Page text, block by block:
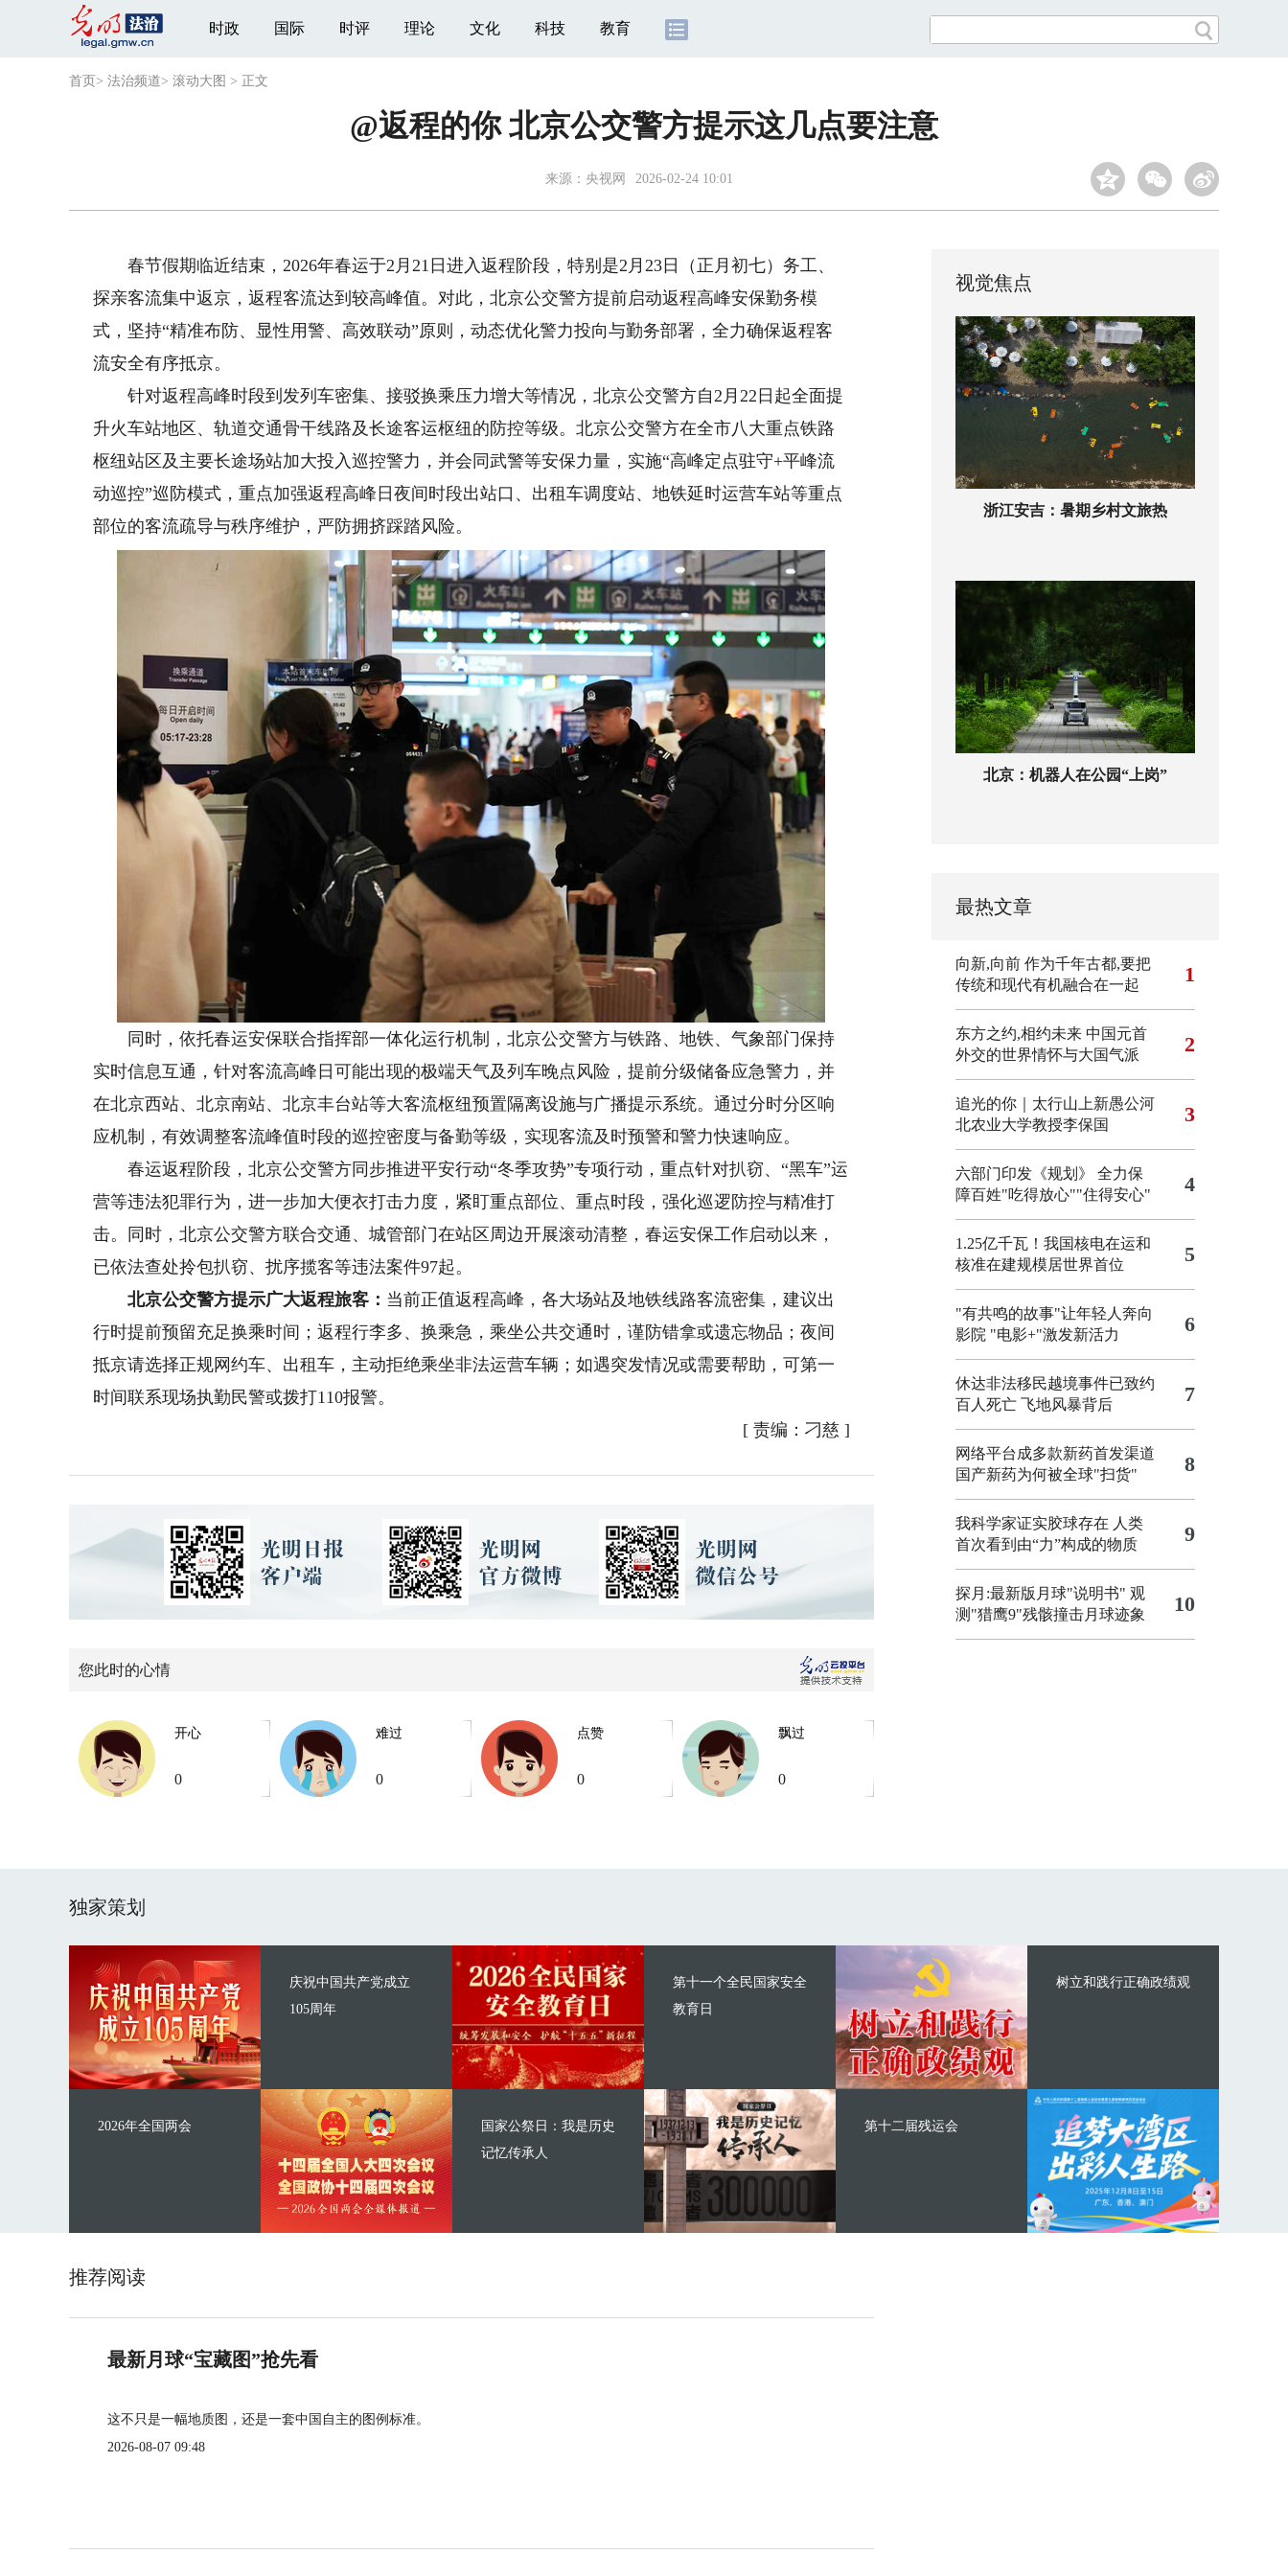
时政 国际 时评 理论 文化 科技 教育
首页 > 法治频道> 滚动大图 > 正文
@返程的你 北京公交警方提示这几点要注意
来源： 央视网 2026-02-24 10:01
春节假期临近结束，2026年春运于2月21日进入返程阶段，特别是2月23日（正月初七）务工、
探亲客流集中返京，返程客流达到较高峰值。对此，北京公交警方提前启动返程高峰安保勤务模
式，坚持“精准布防、显性用警、高效联动”原则，动态优化警力投向与勤务部署，全力确保返程客
流安全有序抵京。
针对返程高峰时段到发列车密集、接驳换乘压力增大等情况，北京公交警方自2月22日起全面提
升火车站地区、轨道交通骨干线路及长途客运枢纽的防控等级。北京公交警方在全市八大重点铁路
枢纽站区及主要长途场站加大投入巡控警力，并会同武警等安保力量，实施“高峰定点驻守+平峰流
动巡控”巡防模式，重点加强返程高峰日夜间时段出站口、出租车调度站、地铁延时运营车站等重点
部位的客流疏导与秩序维护，严防拥挤踩踏风险。
同时，依托春运安保联合指挥部一体化运行机制，北京公交警方与铁路、地铁、气象部门保持
实时信息互通，针对客流高峰日可能出现的极端天气及列车晚点风险，提前分级储备应急警力，并
在北京西站、北京南站、北京丰台站等大客流枢纽预置隔离设施与广播提示系统。通过分时分区响
应机制，有效调整客流峰值时段的巡控密度与备勤等级，实现客流及时预警和警力快速响应。
春运返程阶段，北京公交警方同步推进平安行动“冬季攻势”专项行动，重点针对扒窃、“黑车”运
营等违法犯罪行为，进一步加大便衣打击力度，紧盯重点部位、重点时段，强化巡逻防控与精准打
击。同时，北京公交警方联合交通、城管部门在站区周边开展滚动清整，春运安保工作启动以来，
已依法查处拎包扒窃、扰序揽客等违法案件97起。
北京公交警方提示广大返程旅客： 当前正值返程高峰，各大场站及地铁线路客流密集，建议出
行时提前预留充足换乘时间；返程行李多、换乘急，乘坐公共交通时，谨防错拿或遗忘物品；夜间
抵京请选择正规网约车、出租车，主动拒绝乘坐非法运营车辆；如遇突发情况或需要帮助，可第一
时间联系现场执勤民警或拨打110报警。
[ 责编：刁慈 ]
您此时的心情
开心
0
难过
0
点赞
0
飘过
0
视觉焦点
浙江安吉：暑期乡村文旅热
北京：机器人在公园“上岗”
最热文章
向新,向前 作为千年古都,要把
传统和现代有机融合在一起
1
东方之约,相约未来 中国元首
外交的世界情怀与大国气派
2
追光的你｜太行山上新愚公河
北农业大学教授李保国
3
六部门印发《规划》 全力保
障百姓"吃得放心""住得安心"
4
1.25亿千瓦！我国核电在运和
核准在建规模居世界首位
5
"有共鸣的故事"让年轻人奔向
影院 "电影+"激发新活力 6
休达非法移民越境事件已致约
百人死亡 飞地风暴背后 7
网络平台成多款新药首发渠道
国产新药为何被全球"扫货"
8
我科学家证实胶球存在 人类
首次看到由“力”构成的物质
9
探月:最新版月球"说明书" 观
测"猎鹰9"残骸撞击月球迹象
10
独家策划
庆祝中国共产党成立
105周年
2026年全国两会
第十一个全民国家安全
教育日
国家公祭日：我是历史
记忆传承人
树立和践行正确政绩观
第十二届残运会
推荐阅读
最新月球“宝藏图”抢先看
这不只是一幅地质图，还是一套中国自主的图例标准。
2026-08-07 09:48